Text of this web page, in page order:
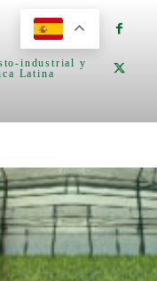
industrial y
Latina